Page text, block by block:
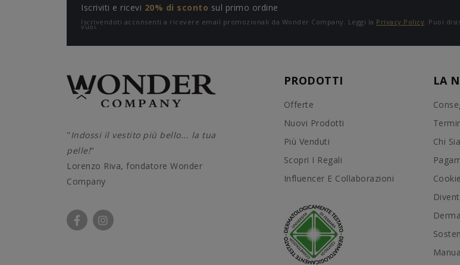
Iscriviti e ricevi 20% di sconto sul primo ordine
Iscrivendoti acconsenti a ricevere email promozionali da Wonder Company. Leggi la Privacy Policy. Puoi
vuoi.
"Indossi il vestito più bello... la tua
pelle!"
Lorenzo Riva, fondatore Wonder
Company
PRODOTTI
Offerte
Nuovi Prodotti
Più Venduti
Scopri I Regali
Influencer E Collaborazioni
LA
Chi